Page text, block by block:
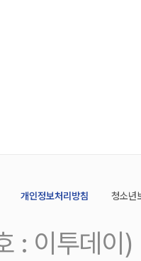
개인정보처리방침 청소년
: 이투데